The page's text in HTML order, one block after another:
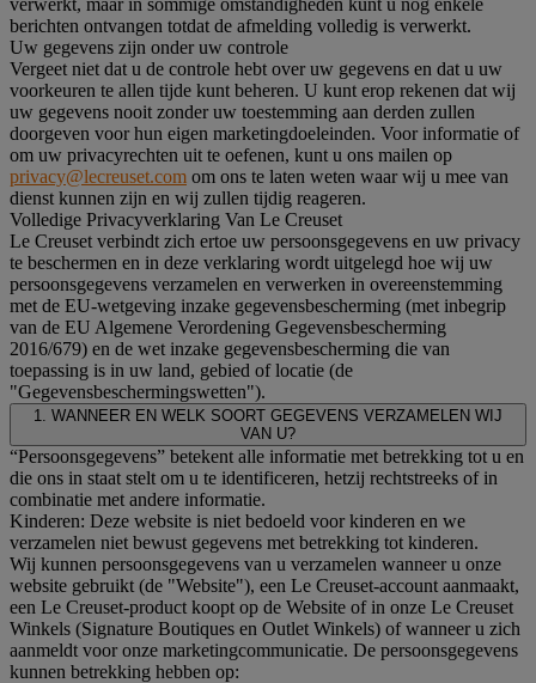
berichten ontvangen totdat de afmelding volledig is verwerkt.
Uw gegevens zijn onder uw controle
Vergeet niet dat u de controle hebt over uw gegevens en dat u uw
voorkeuren te allen tijde kunt beheren. U kunt erop rekenen dat wij
uw gegevens nooit zonder uw toestemming aan derden zullen
doorgeven voor hun eigen marketingdoeleinden. Voor informatie of
om uw privacyrechten uit te oefenen, kunt u ons mailen op
privacy@lecreuset.com om ons te laten weten waar wij u mee van
dienst kunnen zijn en wij zullen tijdig reageren.
Volledige Privacyverklaring Van Le Creuset
Le Creuset verbindt zich ertoe uw persoonsgegevens en uw privacy
te beschermen en in deze verklaring wordt uitgelegd hoe wij uw
persoonsgegevens verzamelen en verwerken in overeenstemming
met de EU-wetgeving inzake gegevensbescherming (met inbegrip
van de EU Algemene Verordening Gegevensbescherming
2016/679) en de wet inzake gegevensbescherming die van
toepassing is in uw land, gebied of locatie (de
"Gegevensbeschermingswetten").
1. WANNEER EN WELK SOORT GEGEVENS VERZAMELEN WIJ
VAN U?
“Persoonsgegevens” betekent alle informatie met betrekking tot u en
die ons in staat stelt om u te identificeren, hetzij rechtstreeks of in
combinatie met andere informatie.
Kinderen: Deze website is niet bedoeld voor kinderen en we
verzamelen niet bewust gegevens met betrekking tot kinderen.
Wij kunnen persoonsgegevens van u verzamelen wanneer u onze
website gebruikt (de "Website"), een Le Creuset-account aanmaakt,
een Le Creuset-product koopt op de Website of in onze Le Creuset
Winkels (Signature Boutiques en Outlet Winkels) of wanneer u zich
aanmeldt voor onze marketingcommunicatie. De persoonsgegevens
kunnen betrekking hebben op: